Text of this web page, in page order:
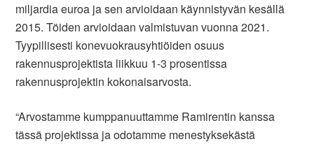
miljardia euroa ja sen arvioidaan käynnistyvän kesällä
2015. Töiden arvioidaan valmistuvan vuonna 2021.
Tyypillisesti konevuokrausyhtiöiden osuus
rakennusprojektista liikkuu 1-3 prosentissa
rakennusprojektin kokonaisarvosta.
“Arvostamme kumppanuuttamme Ramirentin kanssa
tässä projektissa ja odotamme menestyksekästä